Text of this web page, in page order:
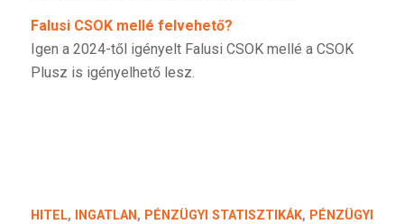
Falusi CSOK mellé felvehető?
Igen a 2024-től igényelt Falusi CSOK mellé a CSOK
Plusz is igényelhető lesz.
HITEL, INGATLAN , PÉNZÜGYI STATISZTIKÁK, PÉNZÜGYI